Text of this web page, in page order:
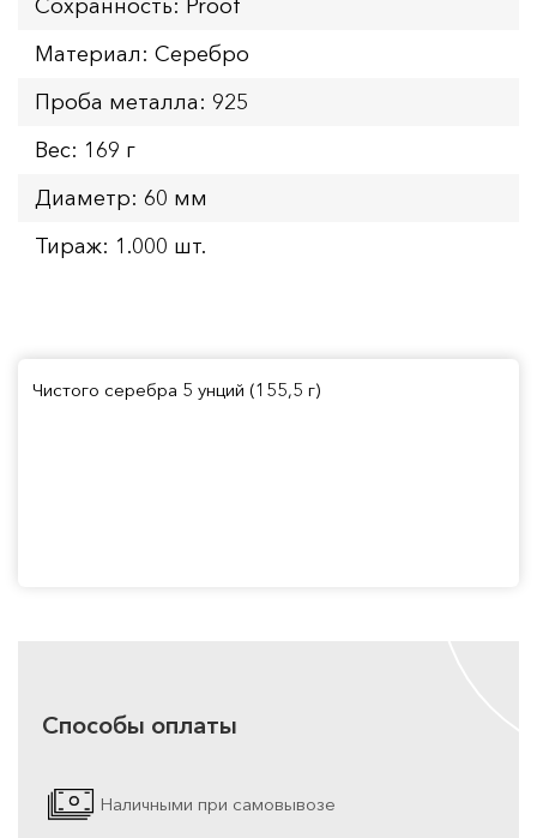
Сохранность: Proof
Материал: Серебро
Проба металла: 925
Вес: 169 г
Диаметр: 60 мм
Тираж: 1.000 шт.
Чистого серебра 5 унций (155,5 г)
Способы оплаты
Наличными при самовывозе